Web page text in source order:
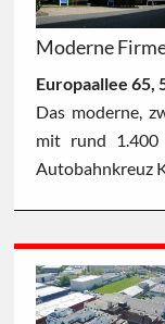
Moderne
Europaallee 65,
Das moderne,
mit rund 1.400
Autobahnkreuz